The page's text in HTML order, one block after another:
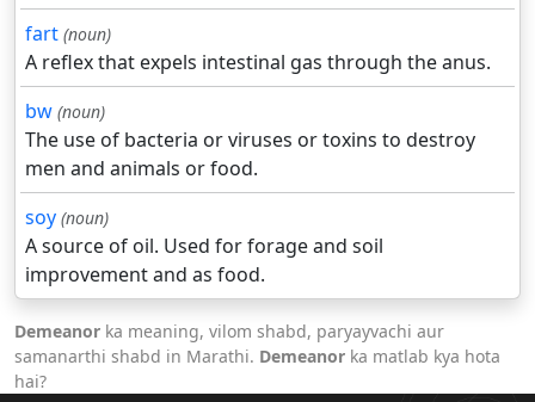
fart (noun)
A reflex that expels intestinal gas through the anus.
bw (noun)
The use of bacteria or viruses or toxins to destroy
men and animals or food.
soy (noun)
A source of oil. Used for forage and soil
improvement and as food.
Demeanor ka meaning, vilom shabd, paryayvachi aur
samanarthi shabd in Marathi. Demeanor ka matlab kya hota
hai?